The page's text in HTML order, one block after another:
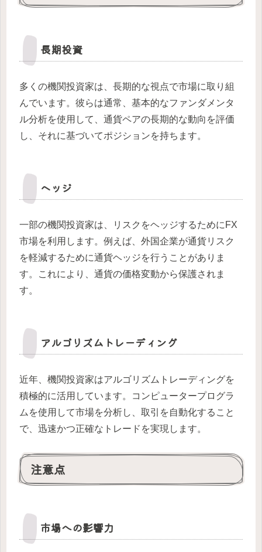
長期投資
多くの機関投資家は、長期的な視点で市場に取り組
んでいます。彼らは通常、基本的なファンダメンタ
ル分析を使用して、通貨ペアの長期的な動向を評価
し、それに基づいてポジションを持ちます。
ヘッジ
一部の機関投資家は、リスクをヘッジするためにFX
市場を利用します。例えば、外国企業が通貨リスク
を軽減するために通貨ヘッジを行うことがありま
す。これにより、通貨の価格変動から保護されま
す。
アルゴリズムトレーディング
近年、機関投資家はアルゴリズムトレーディングを
積極的に活用しています。コンピュータープログラ
ムを使用して市場を分析し、取引を自動化すること
で、迅速かつ正確なトレードを実現します。
注意点
市場への影響力